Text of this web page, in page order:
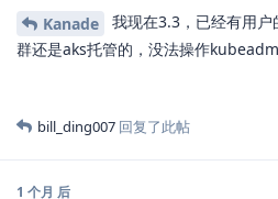
Kanade
我现在3.3，已经有用
群还是aks托管的，没法操作kubeadm
bill_ding007 回复了此帖
1 个月 后